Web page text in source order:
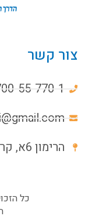
צור קשר
55-770-1
הרימון 6א, קרית מלאכי
כל